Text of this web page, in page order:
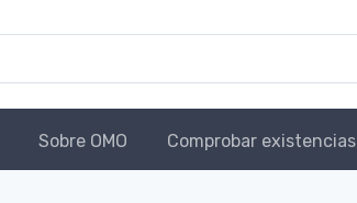
Sobre OMO Comprobar existencias